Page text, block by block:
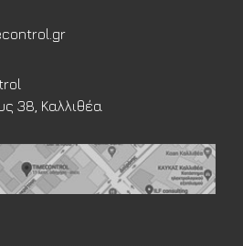
38, Καλλιθέα